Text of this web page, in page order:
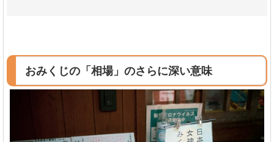
おみくじの「相場」のさらに深い意味